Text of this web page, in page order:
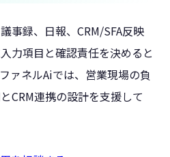
事録、日報、CRM/SFA反映
力項目と確認責任を決めると
ァネルAiでは、営業現場の負
CRM連携の設計を支援して